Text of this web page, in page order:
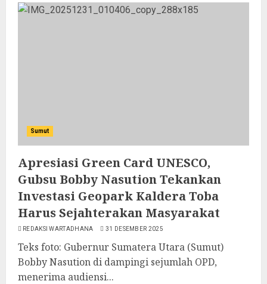
Sumut
Apresiasi Green Card UNESCO,
Gubsu Bobby Nasution Tekankan
Investasi Geopark Kaldera Toba
Harus Sejahterakan Masyarakat
REDAKSI WARTADHANA 31 DESEMBER 2025
Teks foto: Gubernur Sumatera Utara (Sumut)
Bobby Nasution di dampingi sejumlah OPD,
menerima audiensi...